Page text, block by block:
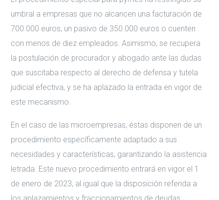
umbral a empresas que no alcancen una facturación de
700.000 euros, un pasivo de 350.000 euros o cuenten
con menos de diez empleados. Asimismo, se recupera
la postulación de procurador y abogado ante las dudas
que suscitaba respecto al derecho de defensa y tutela
judicial efectiva, y se ha aplazado la entrada en vigor de
este mecanismo.
En el caso de las microempresas, éstas disponen de un
procedimiento específicamente adaptado a sus
necesidades y características, garantizando la asistencia
letrada. Este nuevo procedimiento entrará en vigor el 1
de enero de 2023, al igual que la disposición referida a